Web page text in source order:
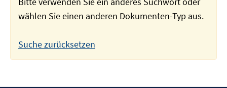
wählen Sie einen anderen Dokumenten-Typ aus.
Suche zurücksetzen